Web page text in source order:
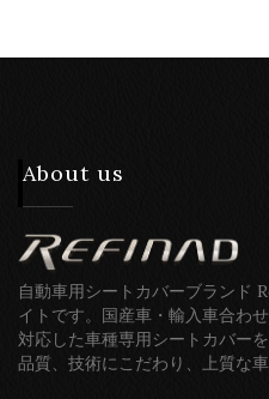
About us
自動車用シートカバーブランド
イトです。国産車・輸入車合わ
対応した車種専用シートカバー
品質、技術にこだわり、上質な